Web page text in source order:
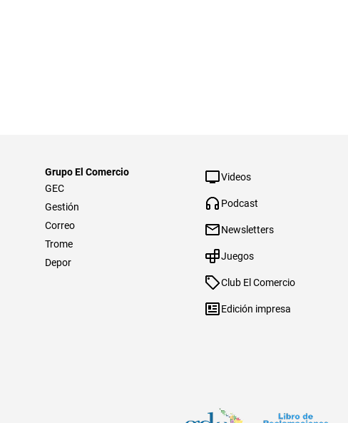
Grupo El Comercio
GEC
Gestión
Correo
Trome
Depor
Videos
Podcast
Newsletters
Juegos
Club El Comercio
Edición impresa